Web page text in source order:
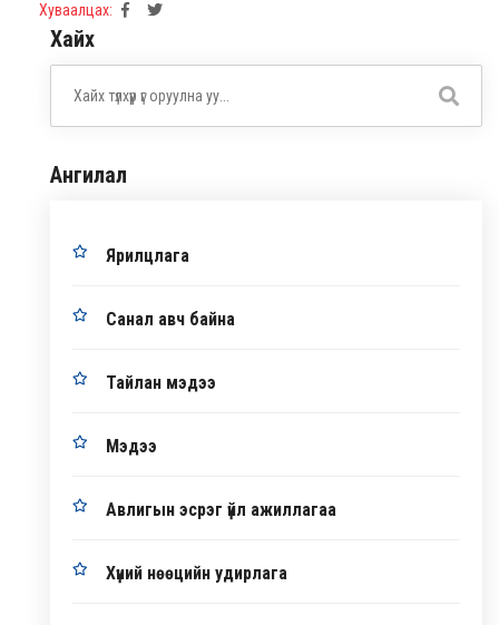
Хуваалцах:
Хайх
Ангилал
Ярилцлага
Санал авч байна
Тайлан мэдээ
Мэдээ
Авлигын эсрэг үйл ажиллагаа
Хүний нөөцийн удирлага